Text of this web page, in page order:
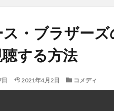
ス・ブラザー
する方法
2021年4月2日 コメディ